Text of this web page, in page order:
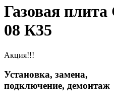
Газовая
08 К35
Акция!!!
Установка, замена,
подключение, демонтаж